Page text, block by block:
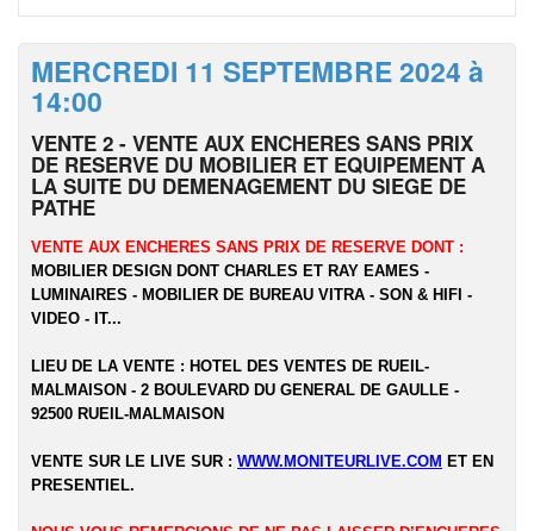
MERCREDI 11 SEPTEMBRE 2024 à
14:00
VENTE 2 - VENTE AUX ENCHERES SANS PRIX
DE RESERVE DU MOBILIER ET EQUIPEMENT A
LA SUITE DU DEMENAGEMENT DU SIEGE DE
PATHE
VENTE AUX ENCHERES SANS PRIX DE RESERVE DONT :
MOBILIER DESIGN DONT CHARLES ET RAY EAMES -
LUMINAIRES - MOBILIER DE BUREAU VITRA - SON & HIFI -
VIDEO - IT...
LIEU DE LA VENTE : HOTEL DES VENTES DE RUEIL-
MALMAISON - 2 BOULEVARD DU GENERAL DE GAULLE -
92500 RUEIL-MALMAISON
VENTE SUR LE LIVE SUR : WWW.MONITEURLIVE.COM ET EN
PRESENTIEL.